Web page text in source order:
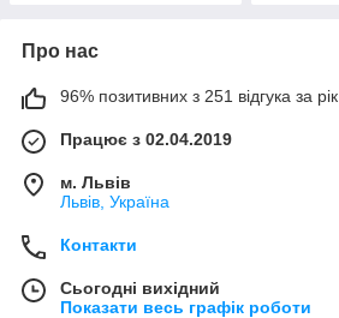
Про нас
96% позитивних з 251 відгука за рік
Працює з 02.04.2019
м. Львів
Львів, Україна
Контакти
Сьогодні вихідний
Показати весь графік роботи